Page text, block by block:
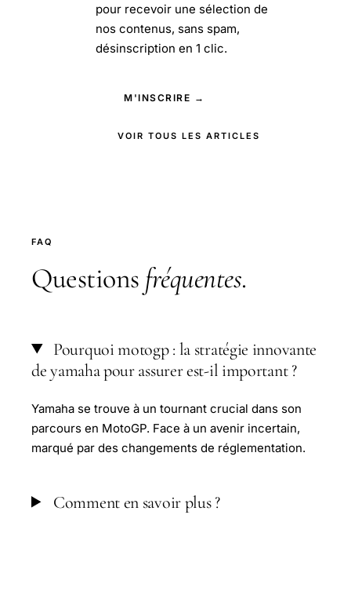
pour recevoir une sélection de
nos contenus, sans spam,
désinscription en 1 clic.
M'INSCRIRE →
VOIR TOUS LES ARTICLES
FAQ
Questions fréquentes.
Pourquoi motogp : la stratégie innovante
de yamaha pour assurer est-il important ?
Yamaha se trouve à un tournant crucial dans son
parcours en MotoGP. Face à un avenir incertain,
marqué par des changements de réglementation.
Comment en savoir plus ?